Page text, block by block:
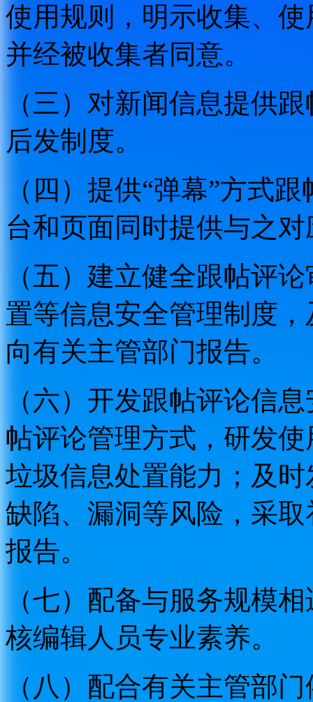
使用规则，明示收集、
并经被收集者同意。
（三）对新闻信息提供
后发制度。
（四）提供“弹幕”方式
台和页面同时提供与之
（五）建立健全跟帖评
置等信息安全管理制度
向有关主管部门报告。
（六）开发跟帖评论信
帖评论管理方式，研发
垃圾信息处置能力；及
缺陷、漏洞等风险，采
报告。
（七）配备与服务规模
核编辑人员专业素养。
（八）配合有关主管部